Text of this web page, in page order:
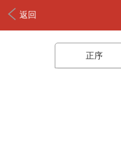
返回
正序